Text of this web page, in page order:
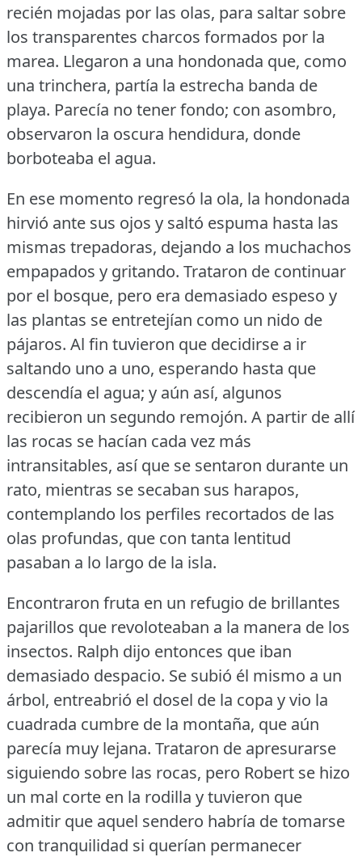
recién mojadas por las olas, para saltar sobre
los transparentes charcos formados por la
marea. Llegaron a una hondonada que, como
una trinchera, partía la estrecha banda de
playa. Parecía no tener fondo; con asombro,
observaron la oscura hendidura, donde
borboteaba el agua.
En ese momento regresó la ola, la hondonada
hirvió ante sus ojos y saltó espuma hasta las
mismas trepadoras, dejando a los muchachos
empapados y gritando. Trataron de continuar
por el bosque, pero era demasiado espeso y
las plantas se entretejían como un nido de
pájaros. Al fin tuvieron que decidirse a ir
saltando uno a uno, esperando hasta que
descendía el agua; y aún así, algunos
recibieron un segundo remojón. A partir de allí
las rocas se hacían cada vez más
intransitables, así que se sentaron durante un
rato, mientras se secaban sus harapos,
contemplando los perfiles recortados de las
olas profundas, que con tanta lentitud
pasaban a lo largo de la isla.
Encontraron fruta en un refugio de brillantes
pajarillos que revoloteaban a la manera de los
insectos. Ralph dijo entonces que iban
demasiado despacio. Se subió él mismo a un
árbol, entreabrió el dosel de la copa y vio la
cuadrada cumbre de la montaña, que aún
parecía muy lejana. Trataron de apresurarse
siguiendo sobre las rocas, pero Robert se hizo
un mal corte en la rodilla y tuvieron que
admitir que aquel sendero habría de tomarse
con tranquilidad si querían permanecer